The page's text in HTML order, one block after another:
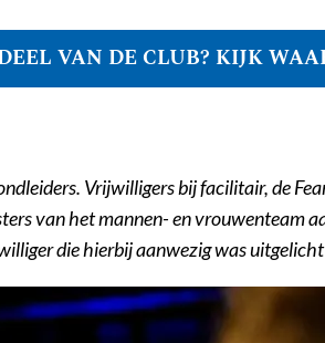
VAN DE CLUB? KIJK
Vrijwilligers bij facilitair, de
van het mannen- en vrouwenteam
die hierbij aanwezig was